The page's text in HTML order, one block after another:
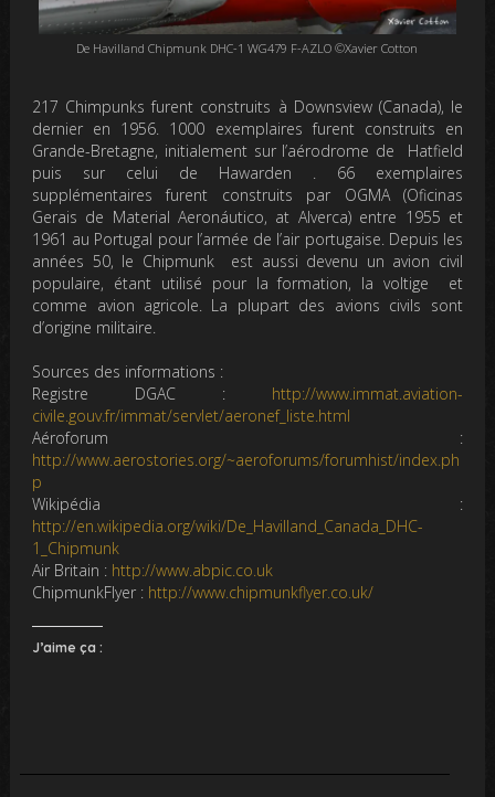
De Havilland Chipmunk DHC-1 WG479 F-AZLO ©Xavier Cotton
217 Chimpunks furent construits à Downsview (Canada), le
dernier en 1956. 1000 exemplaires furent construits en
Grande-Bretagne, initialement sur l’aérodrome de Hatfield
puis sur celui de Hawarden . 66 exemplaires
supplémentaires furent construits par OGMA (Oficinas
Gerais de Material Aeronáutico, at Alverca) entre 1955 et
1961 au Portugal pour l’armée de l’air portugaise. Depuis les
années 50, le Chipmunk est aussi devenu un avion civil
populaire, étant utilisé pour la formation, la voltige et
comme avion agricole. La plupart des avions civils sont
d’origine militaire.
Sources des informations :
Registre DGAC : http://www.immat.aviation-
civile.gouv.fr/immat/servlet/aeronef_liste.html
Aéroforum :
http://www.aerostories.org/~aeroforums/forumhist/index.ph
p
Wikipédia :
http://en.wikipedia.org/wiki/De_Havilland_Canada_DHC-
1_Chipmunk
Air Britain : http://www.abpic.co.uk
ChipmunkFlyer : http://www.chipmunkflyer.co.uk/
J’aime ça :